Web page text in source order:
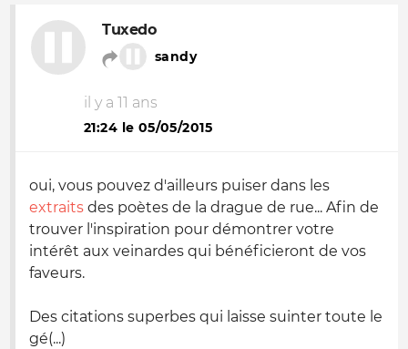
Tuxedo
sandy
il y a 11 ans
21:24 le 05/05/2015
oui, vous pouvez d'ailleurs puiser dans les
extraits des poètes de la drague de rue... Afin de
trouver l'inspiration pour démontrer votre
intérêt aux veinardes qui bénéficieront de vos
faveurs.
Des citations superbes qui laisse suinter toute le
gé(...)